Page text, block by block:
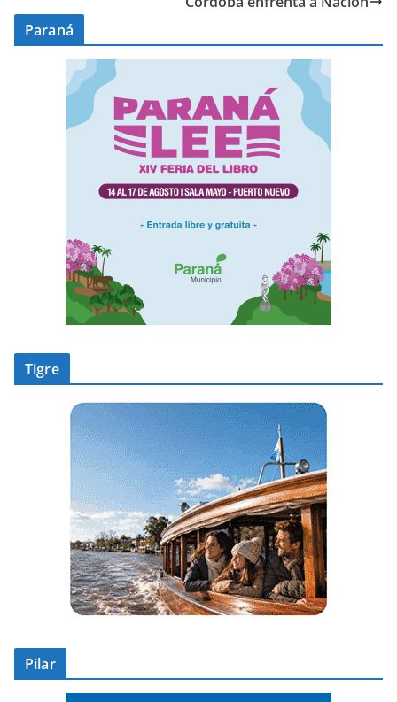
Paraná
Tigre
Pilar